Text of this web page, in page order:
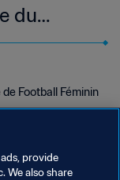
du
de la
Football Féminin
provide
We also share